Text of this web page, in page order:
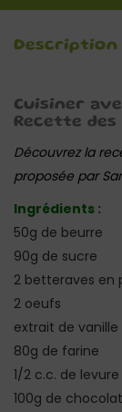
Description
Cuisiner
Recette
Découvrez la
proposée par
Ingrédients :
50g de beurre
90g de sucre
2 betteraves en
2 oeufs
extrait de vanille
80g de farine
1/2 c.c. de levure
100g de chocolat